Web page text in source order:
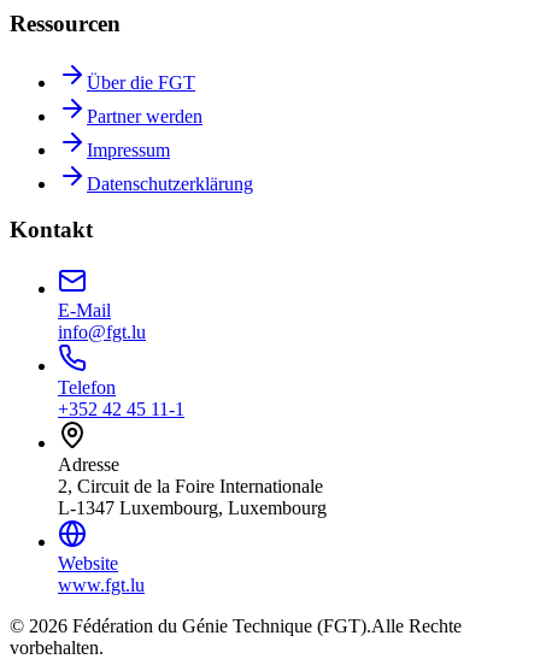
Ressourcen
Über die FGT
Partner werden
Impressum
Datenschutzerklärung
Kontakt
E-Mail
info@fgt.lu
Telefon
+352 42 45 11-1
Adresse
2, Circuit de la Foire Internationale
L-1347 Luxembourg, Luxembourg
Website
www.fgt.lu
© 2026 Fédération du Génie Technique (FGT).Alle Rechte
vorbehalten.